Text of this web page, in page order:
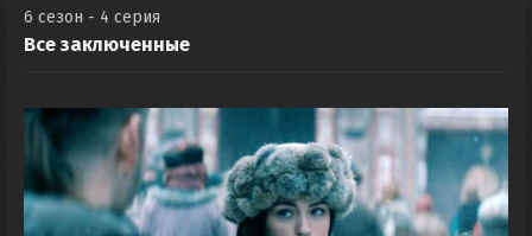
6 сезон - 4 серия
Все заключенные